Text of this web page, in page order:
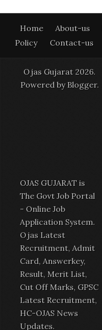
Home About-us
Policy
Contact-us
Ojas Gujarat 2026.
Powered by Blogger.
OJAS GUJARAT is
The Govt Job Portal
- Online Job
Application System.
Ojas Latest
Recruitment, Admit
Card, Answerkey,
Result, Merit List,
Cut Off Marks, GPSC
Latest Recruitment,
HC-OJAS News
Updates.